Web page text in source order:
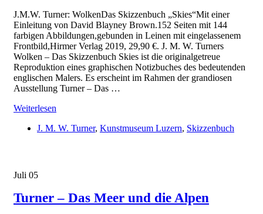
J.M.W. Turner: WolkenDas Skizzenbuch „Skies“Mit einer
Einleitung von David Blayney Brown.152 Seiten mit 144
farbigen Abbildungen,gebunden in Leinen mit eingelassenem
Frontbild,Hirmer Verlag 2019, 29,90 €. J. M. W. Turners
Wolken – Das Skizzenbuch Skies ist die originalgetreue
Reproduktion eines graphischen Notizbuches des bedeutenden
englischen Malers. Es erscheint im Rahmen der grandiosen
Ausstellung Turner – Das …
Weiterlesen
J. M. W. Turner, Kunstmuseum Luzern, Skizzenbuch
Juli 05
Turner – Das Meer und die Alpen